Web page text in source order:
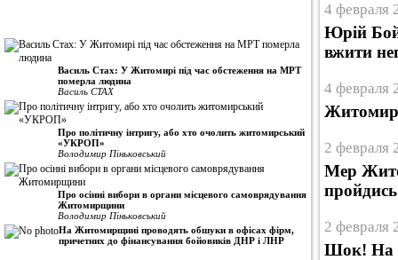
Василь Стах: У Житомирі під час обстеження на МРТ
померла людина
Василь СТАХ
Про політичну інтригу, або хто очолить житомирський
«УКРОП»
Володимир Піньковський
Про осінні вибори в органи місцевого самоврядування
Житомирщини
Володимир Піньковський
На Житомирщині проводять обшуки в офісах фірм,
причетних до фінансування бойовиків ДНР і ЛНР
4 февраля
Юрій
вжити
4 февраля
2 февраля
Мер
2 февраля
Шок! На